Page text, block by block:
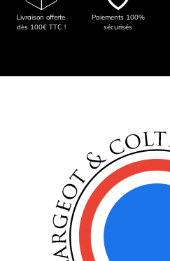
Livraison offerte
dès 100€ TTC !
Paiements 100%
sécurisés